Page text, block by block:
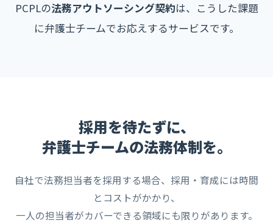
PCPLの法務アウトソーシング契約は、こうした課題
に弁護士チームでお応えするサービスです。
採用を待たずに、
弁護士チームの法務体制を。
自社で法務担当者を採用する場合、採用・育成には時間
とコストがかかり、
一人の担当者がカバーできる領域にも限りがあります。